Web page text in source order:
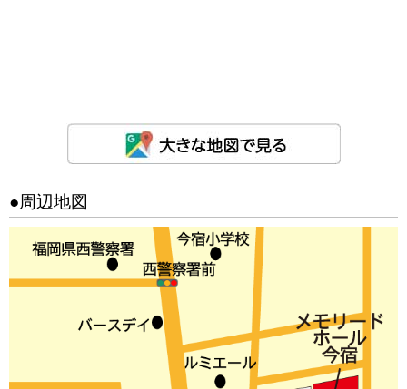
●周辺地図